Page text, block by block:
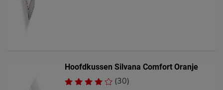
Hoofdkussen Silvana Comfort Oranje
(30)